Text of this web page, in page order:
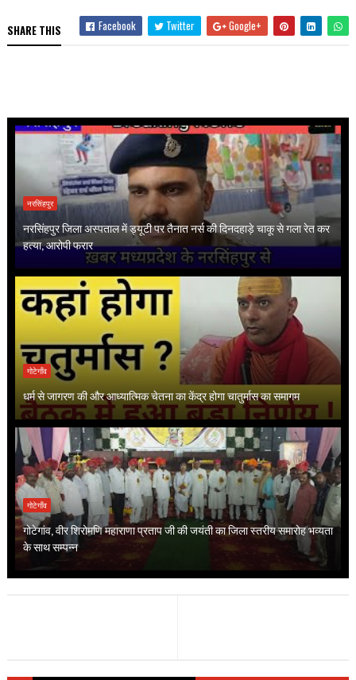
SHARE THIS Facebook Twitter Google+
नरसिंहपुर
नरसिंहपुर जिला अस्पताल में ड्यूटी पर तैनात नर्स की दिनदहाड़े चाकू से गला रेत कर
हत्या, आरोपी फरार
गोटेगाँव
धर्म से जागरण की और आध्यात्मिक चेतना का केंद्र होगा चातुर्मास का समागम
गोटेगाँव
गोटेगांव, वीर शिरोमणि महाराणा प्रताप जी की जयंती का जिला स्तरीय समारोह भव्यता
के साथ सम्पन्न